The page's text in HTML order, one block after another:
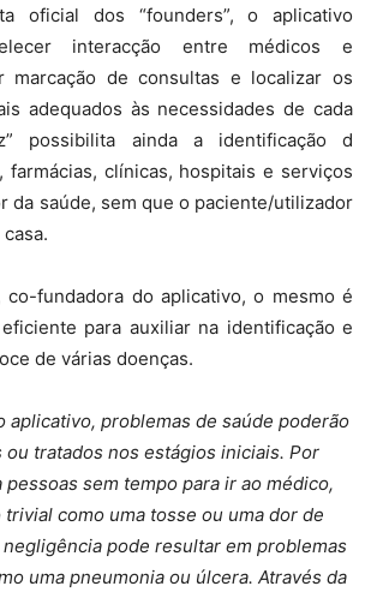
oficial dos “founders”, o aplicativo
interacção entre médicos e
marcação de consultas e localizar os
adequados às necessidades de cada
possibilita ainda a identificação d
farmácias, clínicas, hospitais e serviços
da saúde, sem que o paciente/utilizador
co-fundadora do aplicativo, o mesmo é
para auxiliar na identificação e
de várias doenças.
aplicativo, problemas de saúde poderão
ou tratados nos estágios iniciais. Por
pessoas sem tempo para ir ao médico,
trivial como uma tosse ou uma dor de
pode resultar em problemas
uma pneumonia ou úlcera. Através da